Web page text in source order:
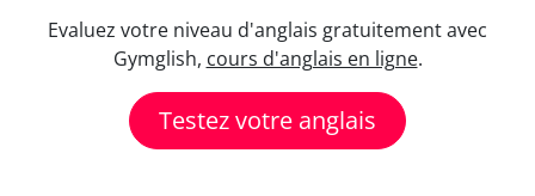
Evaluez votre niveau d'anglais gratuitement avec
Gymglish, cours d'anglais en ligne.
Testez votre anglais